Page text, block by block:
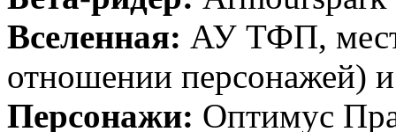
Вселенная: АУ ТФП,
отношении
Персонажи: Оптимус